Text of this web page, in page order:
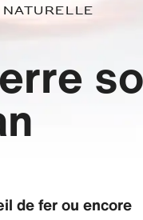
de fer ou encore